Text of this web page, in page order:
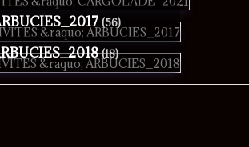
ARBUCIES_2017 (56)
ARBUCIES_2018 (18)